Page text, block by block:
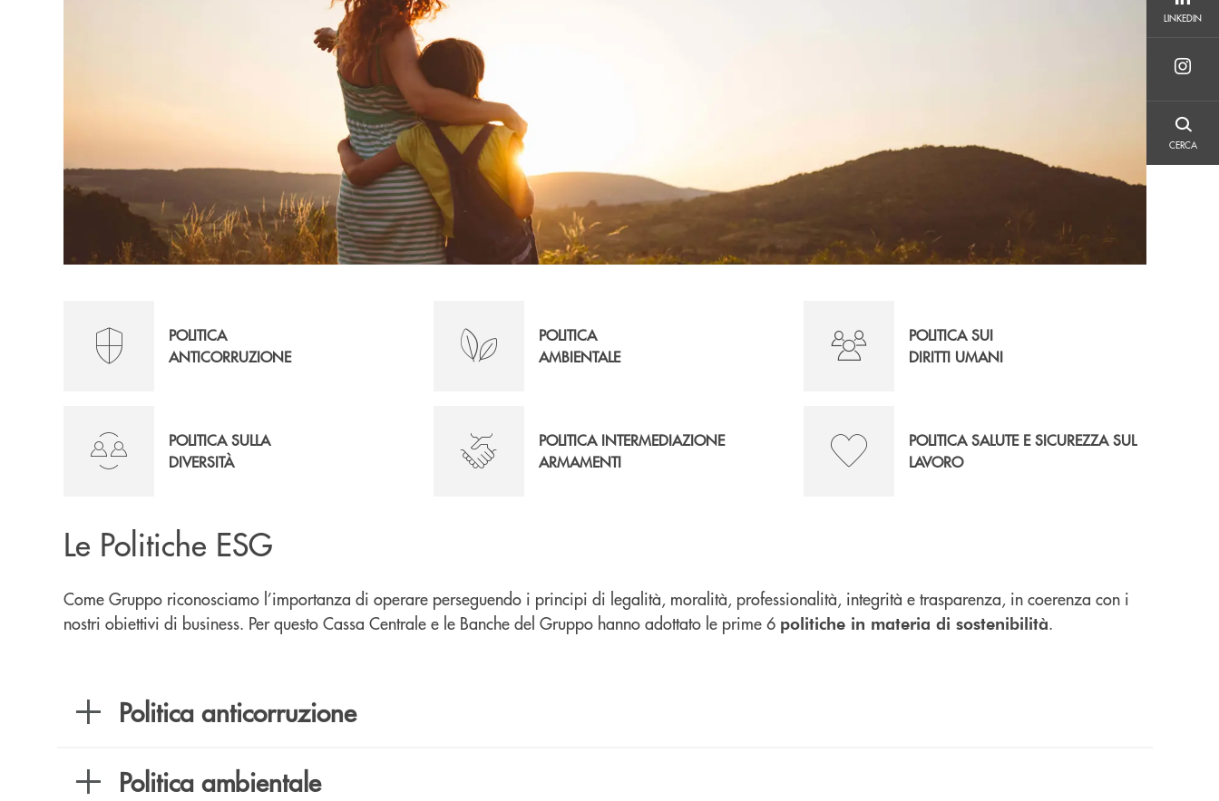
LINKEDIN
CERCA
POLITICA
ANTICORRUZIONE
POLITICA
AMBIENTALE
POLITICA SUI
DIRITTI UMANI
POLITICA SULLA
DIVERSITÀ
POLITICA INTERMEDIAZIONE
ARMAMENTI
POLITICA SALUTE E SICUREZZA SUL
LAVORO
Le Politiche ESG
Come Gruppo riconosciamo l’importanza di operare perseguendo i principi di legalità, moralità, professionalità, integrità e trasparenza, in coerenza con i
nostri obiettivi di business. Per questo Cassa Centrale e le Banche del Gruppo hanno adottato le prime 6 politiche in materia di sostenibilità.
Politica anticorruzione
Politica ambientale